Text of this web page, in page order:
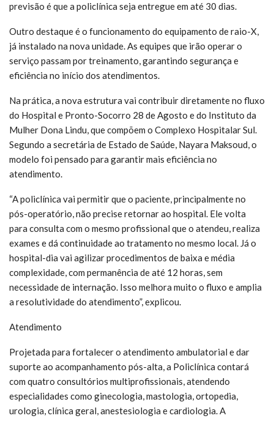
previsão é que a policlínica seja entregue em até 30 dias.
Outro destaque é o funcionamento do equipamento de raio-X,
já instalado na nova unidade. As equipes que irão operar o
serviço passam por treinamento, garantindo segurança e
eficiência no início dos atendimentos.
Na prática, a nova estrutura vai contribuir diretamente no fluxo
do Hospital e Pronto-Socorro 28 de Agosto e do Instituto da
Mulher Dona Lindu, que compõem o Complexo Hospitalar Sul.
Segundo a secretária de Estado de Saúde, Nayara Maksoud, o
modelo foi pensado para garantir mais eficiência no
atendimento.
“A policlínica vai permitir que o paciente, principalmente no
pós-operatório, não precise retornar ao hospital. Ele volta
para consulta com o mesmo profissional que o atendeu, realiza
exames e dá continuidade ao tratamento no mesmo local. Já o
hospital-dia vai agilizar procedimentos de baixa e média
complexidade, com permanência de até 12 horas, sem
necessidade de internação. Isso melhora muito o fluxo e amplia
a resolutividade do atendimento”, explicou.
Atendimento
Projetada para fortalecer o atendimento ambulatorial e dar
suporte ao acompanhamento pós-alta, a Policlínica contará
com quatro consultórios multiprofissionais, atendendo
especialidades como ginecologia, mastologia, ortopedia,
urologia, clínica geral, anestesiologia e cardiologia. A